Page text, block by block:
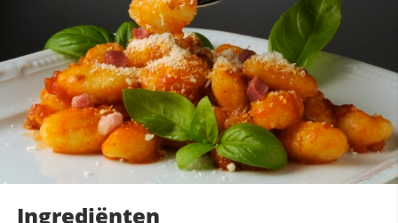
Ingrediënten